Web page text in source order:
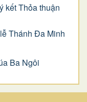
kết Thỏa thuận
Thánh Đa Minh
Ba Ngôi